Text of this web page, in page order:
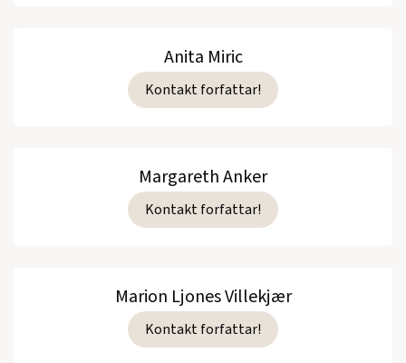
Anita Miric
Kontakt forfattar!
Margareth Anker
Kontakt forfattar!
Marion Ljones Villekjær
Kontakt forfattar!